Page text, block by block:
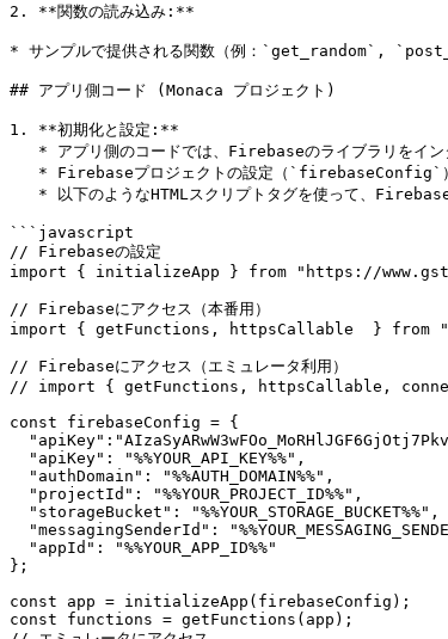
2. **関数の読み込み:**
* サンプルで提供される関数（例：`get_random`,
## アプリ側コード (Monaca プロジェクト)
1. **初期化と設定:**
```javascript
// Firebaseの設定
import { initializeApp } from "https://
// Firebaseにアクセス（本番用）
import { getFunctions, httpsCallable  } from
// Firebaseにアクセス（エミュレータ利用）
// import { getFunctions, httpsCallable,
const firebaseConfig = {
};
const app = initializeApp(firebaseConfig);
const functions = getFunctions(app);